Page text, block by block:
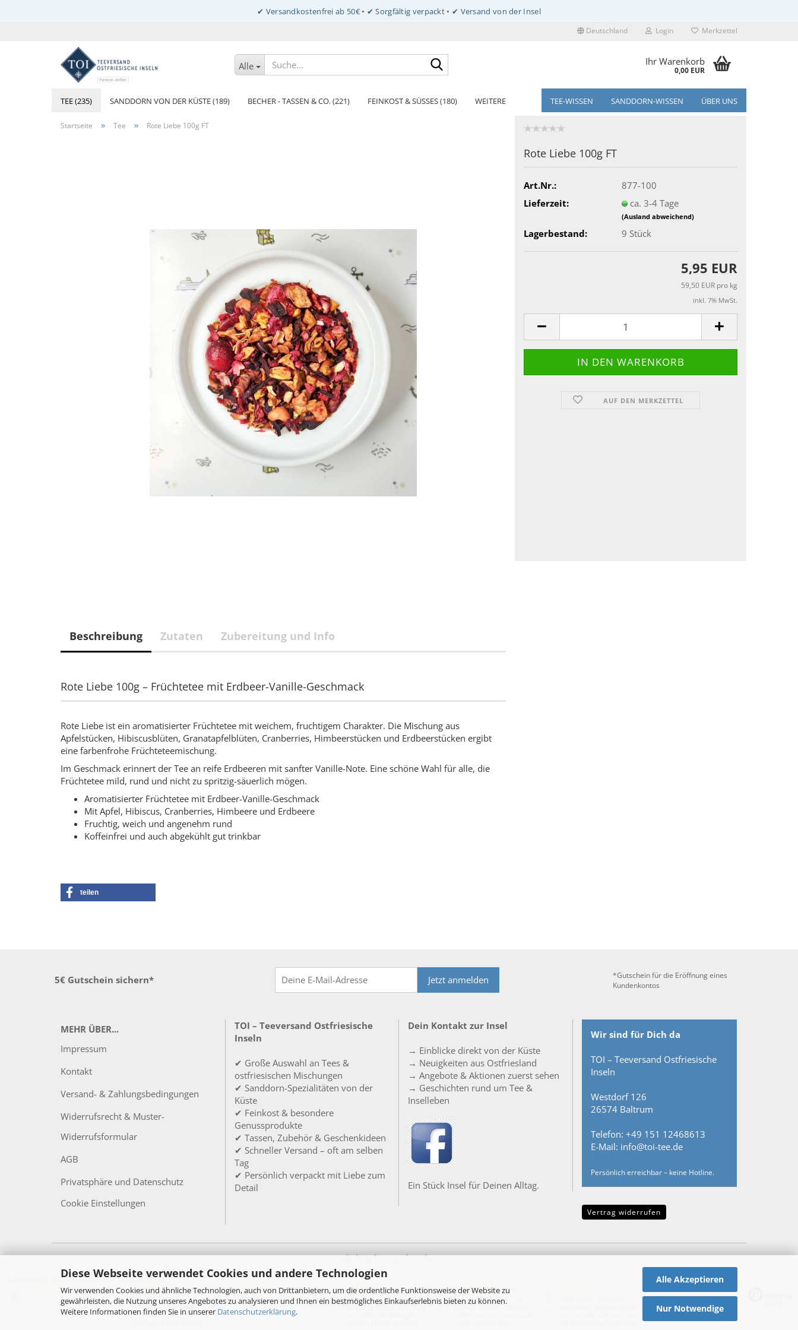
Diese Webseite verwendet Cookies und andere Technologien
Wir verwenden Cookies und ähnliche Technologien, auch von Drittanbietern, um die ordentliche Funktionsweise der Website zu
gewährleisten, die Nutzung unseres Angebotes zu analysieren und Ihnen ein bestmögliches Einkaufserlebnis bieten zu können.
Weitere Informationen finden Sie in unserer Datenschutzerklärung.
Alle Akzeptieren
Nur Notwendige
Deutschland Login Merkzettel
Alle Ihr Warenkorb
0,00 EUR
TEE (235) SANDDORN VON DER KÜSTE (189) BECHER - TASSEN & CO. (221) FEINKOST & SÜSSES (180) TEE-WISSEN SANDDORN-WISSEN ÜBER UNS
WEITERE
Startseite » Tee » Rote Liebe 100g FT
Rote Liebe 100g FT
Art.Nr.:
877-100
Lieferzeit:
ca. 3-4 Tage
(Ausland abweichend)
Lagerbestand: 9 Stück
5,95 EUR
59,50 EUR pro kg
inkl. 7% MwSt.
AUF DEN MERKZETTEL
Beschreibung Zutaten Zubereitung und Info
Rote Liebe 100g – Früchtetee mit Erdbeer-Vanille-Geschmack
Rote Liebe ist ein aromatisierter Früchtetee mit weichem, fruchtigem Charakter. Die Mischung aus
Apfelstücken, Hibiscusblüten, Granatapfelblüten, Cranberries, Himbeerstücken und Erdbeerstücken ergibt
eine farbenfrohe Früchteteemischung.
Im Geschmack erinnert der Tee an reife Erdbeeren mit sanfter Vanille-Note. Eine schöne Wahl für alle, die
Früchtetee mild, rund und nicht zu spritzig-säuerlich mögen.
Aromatisierter Früchtetee mit Erdbeer-Vanille-Geschmack
Mit Apfel, Hibiscus, Cranberries, Himbeere und Erdbeere
Fruchtig, weich und angenehm rund
Koffeinfrei und auch abgekühlt gut trinkbar
teilen
5€ Gutschein sichern* Jetzt anmelden
*Gutschein für die Eröffnung eines
Kundenkontos
MEHR ÜBER...
Impressum
Kontakt
Versand- & Zahlungsbedingungen
Widerrufsrecht & Muster-
Widerrufsformular
AGB
Privatsphäre und Datenschutz
Cookie Einstellungen
TOI – Teeversand Ostfriesische
Inseln
✔ Große Auswahl an Tees &
ostfriesischen Mischungen
✔ Sanddorn-Spezialitäten von der
Küste
✔ Feinkost & besondere
Genussprodukte
✔ Tassen, Zubehör & Geschenkideen
✔ Schneller Versand – oft am selben
Tag
✔ Persönlich verpackt mit Liebe zum
Detail
Dein Kontakt zur Insel
→ Einblicke direkt von der Küste
→ Neuigkeiten aus Ostfriesland
→ Angebote & Aktionen zuerst sehen
→ Geschichten rund um Tee &
Inselleben
Ein Stück Insel für Deinen Alltag.
Wir sind für Dich da
TOI – Teeversand Ostfriesische
Inseln
Westdorf 126
26574 Baltrum
Telefon: +49 151 12468613
E-Mail: info@toi-tee.de
Persönlich erreichbar – keine Hotline.
Vertrag widerrufen
Webshopby Gambio.de © 2026
05.08.26▼ 27.07.26▼
Schneller, unkomplizierter
Bestellablauf, schneller
Versandt, wirklich toll
24.07.26 ▼
Alles super! Schnelle
Lieferung!
20.07.26▼
Moin, der Service im Laden
ist schon Klasse aber auch
18.07.26
Nachhaltig verpackt, mit